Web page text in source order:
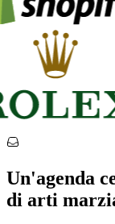
Un'agenda
di arti